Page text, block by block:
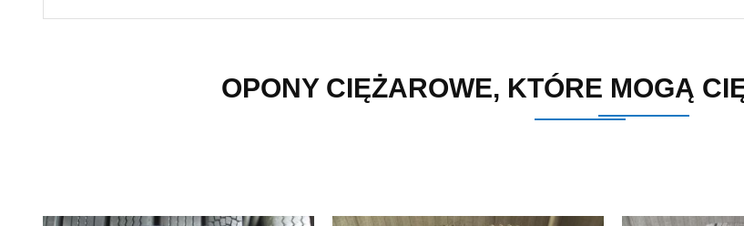
OPONY CIĘŻAROWE, KTÓRE MOGĄ